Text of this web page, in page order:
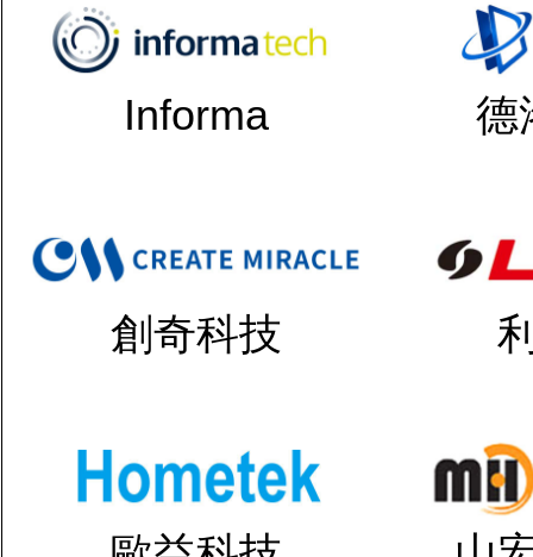
Informa 德
創奇科技